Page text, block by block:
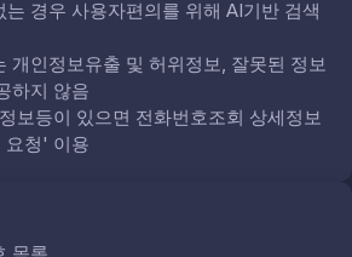
경우 사용자편의를 위해 AI기반 검색
개인정보유출 및 허위정보, 잘못된 정보
하지 않음
보등이 있으면 전화번호조회 상세정보
요청' 이용